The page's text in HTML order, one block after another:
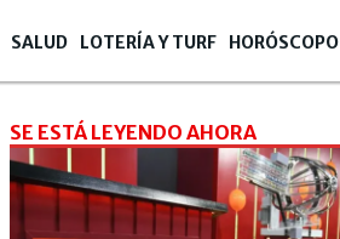
SALUD LOTERÍA Y TURF HORÓSCOPO
SE ESTÁ LEYENDO AHORA